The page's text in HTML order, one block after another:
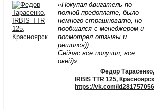
«Покупал двигатель по
полной предоплате, было
немного страшновато, но
пообщался с менеджером и
посмотрел отзывы и
решился))
Сейчас все получил, все
окей)»
Федор Тарасенко,
IRBIS TTR 125, Красноярск
https://vk.com/id281757056